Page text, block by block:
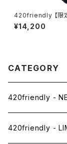
420friendly 【限
ン】Alien
- PVC & GLASS /
¥14,200
CATEGORY
420friendly -
420friendly -